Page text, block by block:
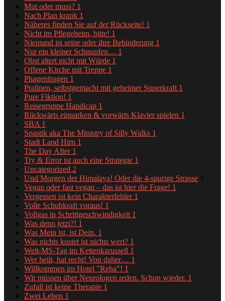
Mut oder muss? 1
Nach Plan krank 1
Näheres finden Sie auf der Rückseite! 1
Nicht im Pflegeheim, bitte! 1
Niemand ist seine oder ihre Behinderung 1
Nur ein kleiner Schnupfen… 1
Obst altert nicht mit Würde 1
Offene Kirche mit Treppe 1
Phagenfragen 1
Pralinen, selbstgemacht mit geheimer Superkraft 1
Pure Fiktion! 1
Reisegruppe Handicap 1
Rückwärts einparken & vorwärts Klavier spielen 1
SBA 1
Spastik aka The Ministry of Silly Walks 1
Stadt Land Hirn 1
The Day After 1
Try & Error ist auch eine Strategie 1
Uncategorized 2
Und Morgen der Himalaya! Oder die 4-spurige Strasse 1
Vegan oder fast vegan – das ist hier die Frage! 1
Vergessen ist kein Charakterfehler 1
Volle Schubkraft voraus! 1
Vollgas in Schrittgeschwindigkeit 1
Was denn jetzt?! 1
Was Mein ist, ist Dein. 1
Was nichts kostet ist nichts wert? 1
Welt-MS-Tag im Kettenkarussell 1
Wer heilt, hat recht! Von daher… 1
Willkommen im Hotel "Reha"! 1
Wir müssen über Neurologen reden. Schon wieder. 1
Zufall ist keine Therapie 1
Zwei Leben 1